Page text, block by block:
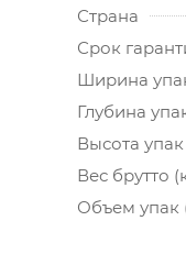
Страна
Срок
Ширина
Глубина
Высота
Вес брутто
Объем упак